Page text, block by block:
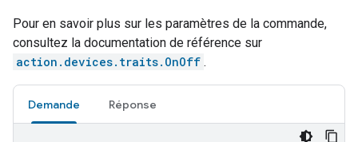
Pour en savoir plus sur les paramètres de la commande,
consultez la documentation de référence sur
action.devices.traits.OnOff .
Demande Réponse